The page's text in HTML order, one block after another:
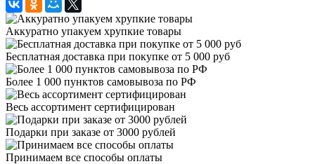
Аккуратно упакуем хрупкие товары
Бесплатная доставка при покупке от 5 000 руб
Более 1 000 пунктов самовывоза по РФ
Весь ассортимент сертифицирован
Подарки при заказе от 3000 рублей
Принимаем все способы оплаты